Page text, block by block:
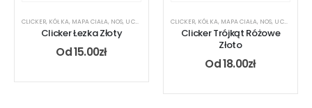
CLICKER, KÓŁKA, MAPA CIAŁA, NOS, UCHO
Clicker Łezka Złoty
Od15.00zł
CLICKER, KÓŁKA, MAPA CIAŁA, NOS, UCHO
Clicker Trójkąt Różowe
Złoto
Od18.00zł